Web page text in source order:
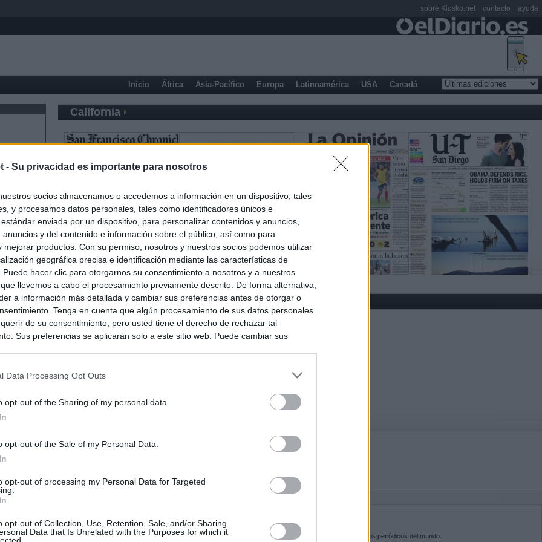
- Su privacidad es importante para nosotros
socios almacenamos o accedemos a información en un dispositivo, tales
y procesamos datos personales, tales como identificadores únicos e
enviada por un dispositivo, para personalizar contenidos y anuncios,
anuncios y del contenido e información sobre el público, así como para
mejorar productos. Con su permiso, nosotros y nuestros socios podemos utilizar
geográfica precisa e identificación mediante las características de
Puede hacer clic para otorgarnos su consentimiento a nosotros y a nuestros
llevemos a cabo el procesamiento previamente descrito. De forma alternativa,
a información más detallada y cambiar sus preferencias antes de otorgar o
Tenga en cuenta que algún procesamiento de sus datos personales
de su consentimiento, pero usted tiene el derecho de rechazar tal
Sus preferencias se aplicarán solo a este sitio web. Puede cambiar sus
Data Processing Opt Outs
opt-out of the Sharing of my personal data.
opt-out of the Sale of my Personal Data.
opt-out of processing my Personal Data for Targeted
opt-out of Collection, Use, Retention, Sale, and/or Sharing
Data that Is Unrelated with the Purposes for which it
Inicio África Asia-Pacífico Europa Latinoamérica USA Canadá
California
Ayuso señaló por la compra del ático: "Lo que no se dice es Kiosko.net es la puerta de entrada a los periódicos del mundo.
sobre Kiosko.net contacto ayuda